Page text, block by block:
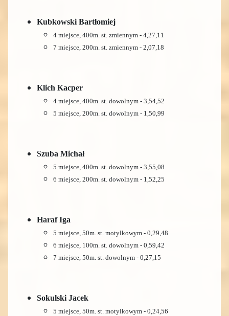
Kubkowski Bartłomiej
4 miejsce, 400m. st. zmiennym - 4,27,11
7 miejsce, 200m. st. zmiennym - 2,07,18
Klich Kacper
4 miejsce, 400m. st. dowolnym - 3,54,52
5 miejsce, 200m. st. dowolnym - 1,50,99
Szuba Michał
5 miejsce, 400m. st. dowolnym - 3,55,08
6 miejsce, 200m. st. dowolnym - 1,52,25
Haraf Iga
5 miejsce, 50m. st. motylkowym - 0,29,48
6 miejsce, 100m. st. dowolnym - 0,59,42
7 miejsce, 50m. st. dowolnym - 0,27,15
Sokulski Jacek
5 miejsce, 50m. st. motylkowym - 0,24,56